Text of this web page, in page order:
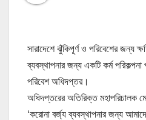
সারাদেশে ঝুঁকিপূর্ণ ও পরিবেশের জন্য
ব্যবস্থাপনার জন্য একটি কর্ম
পরিবেশ অধিদপ্তর।
অধিদপ্তরের অতিরিক্ত মহাপরিচালক
‘করোনা বর্জ্য ব্যবস্থাপনার জন্য